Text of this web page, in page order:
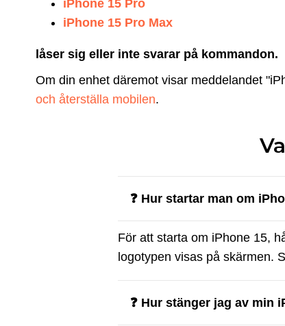
iPhone 15 Pro
iPhone 15 Pro Max
låser sig eller inte svarar på kommandon.
Om din enhet däremot visar meddelandet
och återställa mobilen.
❓ Hur startar man om
För att starta om iPhone 15,
logotypen visas på skärmen.
❓ Hur stänger jag av min